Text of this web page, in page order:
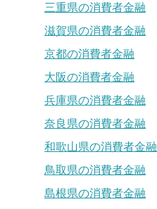
三重県の消費者金融
滋賀県の消費者金融
京都の消費者金融
大阪の消費者金融
兵庫県の消費者金融
奈良県の消費者金融
和歌山県の消費者金融
鳥取県の消費者金融
島根県の消費者金融